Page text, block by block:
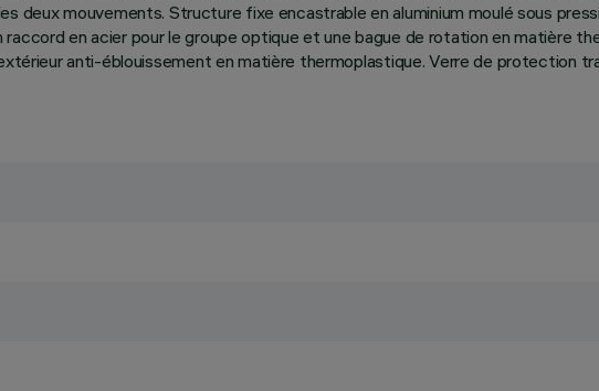
deux mouvements. Structure fixe encastrable en aluminium moulé sous
raccord en acier pour le groupe optique et une bague de rotation en matière
anti-éblouissement en matière thermoplastique. Verre de protection